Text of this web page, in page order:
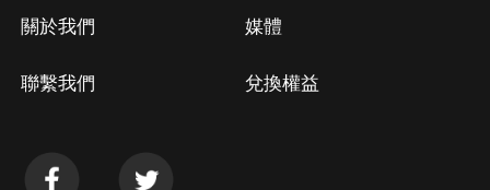
關於我們
聯繫我們
媒體
兌換權益